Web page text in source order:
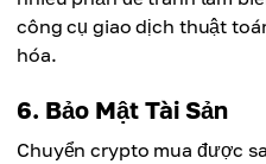
công cụ giao dịch thuật
hóa.
6. Bảo Mật Tài Sản
Chuyển crypto mua được